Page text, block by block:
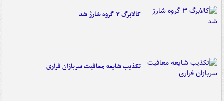
کالابرگ ۳ گروه شارژ شد
تکذیب شایعه معافیت سربازان فراری